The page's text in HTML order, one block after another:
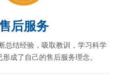
后服务
总结经验，吸取教训，学习科学
成了自己的售后服务理念。